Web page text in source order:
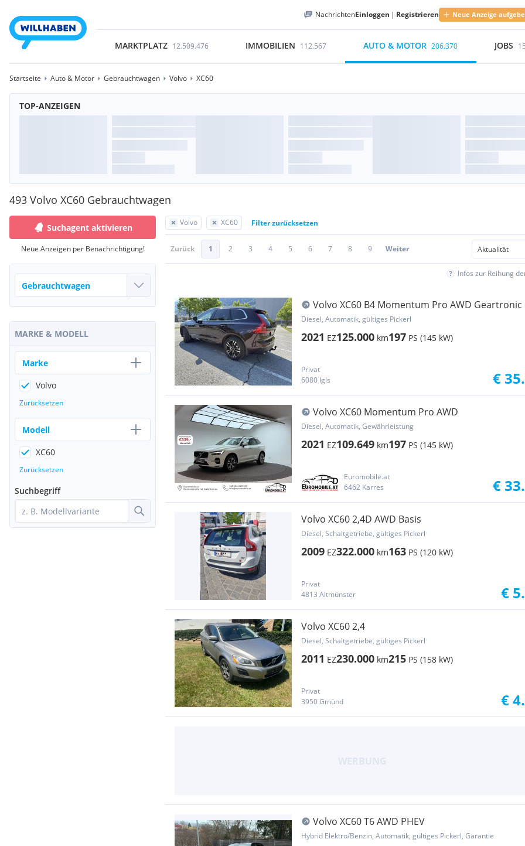
NachrichtenEinloggen | Registrieren Neue Anzeige
MARKTPLATZ 12.509.476 IMMOBILIEN 112.567 AUTO & MOTOR 206.370 JOBS
Startseite Auto & Motor Gebrauchtwagen Volvo XC60
TOP-ANZEIGEN
493 Volvo XC60 Gebrauchtwagen
Volvo XC60 Filter zurücksetzen
Zurück 1 2 3 4 5 6 7 8 9 Weiter
Infos zur Reihung
Volvo XC60 B4 Momentum Pro AWD Geartronic
Diesel, Automatik, gültiges Pickerl
2021 EZ125.000 km197 PS (145 kW)
Privat
6080 Igls
€
Volvo XC60 Momentum Pro AWD
Diesel, Automatik, Gewährleistung
2021 EZ109.649 km197 PS (145 kW)
Euromobile.at
6462 Karres
€
Volvo XC60 2,4D AWD Basis
Diesel, Schaltgetriebe, gültiges Pickerl
2009 EZ322.000 km163 PS (120 kW)
Privat
4813 Altmünster
€
Volvo XC60 2,4
Diesel, Schaltgetriebe, gültiges Pickerl
2011 EZ230.000 km215 PS (158 kW)
Privat
3950 Gmünd
€
Volvo XC60 T6 AWD PHEV
Hybrid Elektro/Benzin, Automatik, gültiges Pickerl, Garantie
Suchagent aktivieren
Neue Anzeigen per Benachrichtigung!
MARKE & MODELL
Marke
Volvo
Zurücksetzen
Modell
XC60
Zurücksetzen
Suchbegriff